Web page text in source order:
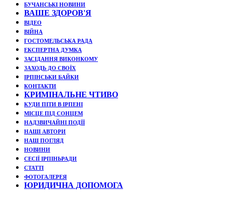
БУЧАНСЬКІ НОВИНИ
ВАШЕ ЗДОРОВ'Я
ВІДЕО
ВІЙНА
ГОСТОМЕЛЬСЬКА РАДА
ЕКСПЕРТНА ДУМКА
ЗАСІДАННЯ ВИКОНКОМУ
ЗАХОДЬ ДО СВОЇХ
ІРПІНСЬКИ БАЙКИ
КОНТАКТИ
КРИМІНАЛЬНЕ ЧТИВО
КУДИ ПІТИ В ІРПЕНІ
МІСЦЕ ПІД СОНЦЕМ
НАДЗВИЧАЙНІ ПОДЇЇ
НАШІ АВТОРИ
НАШ ПОГЛЯД
НОВИНИ
СЕСІЇ ІРПІНЬРАДИ
СТАТТІ
ФОТОГАЛЕРЕЯ
ЮРИДИЧНА ДОПОМОГА